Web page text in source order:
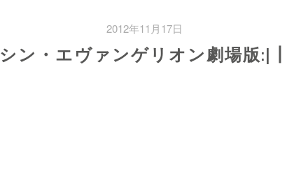
2012年11月17日
シン・エヴァンゲリオン劇場版:|┃